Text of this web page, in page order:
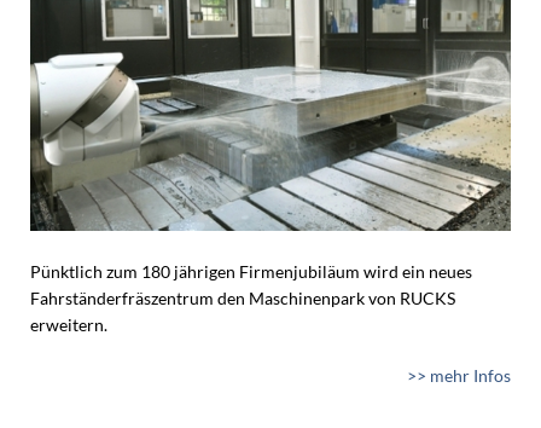
Pünktlich zum 180 jährigen Firmenjubiläum wird ein neues
Fahrständerfräszentrum den Maschinenpark von RUCKS
erweitern.
>> mehr Infos